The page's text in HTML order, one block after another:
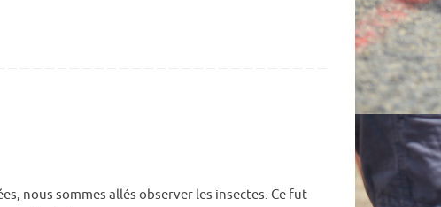
nous sommes allés observer les insectes. Ce fut